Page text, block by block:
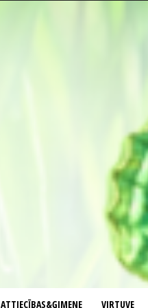
ATTIECĪBAS&ĢIMENE VIRTUVE